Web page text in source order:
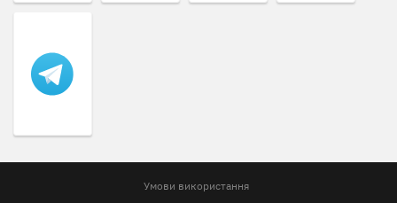
Умови використання